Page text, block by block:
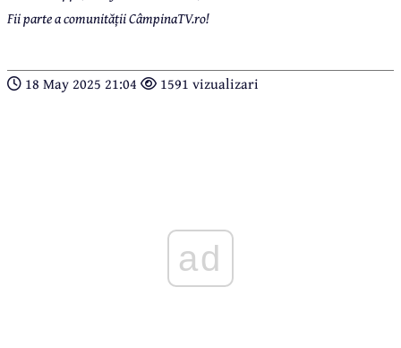
Fii parte a comunității CâmpinaTV.ro!
18 May 2025 21:04 1591 vizualizari
ad